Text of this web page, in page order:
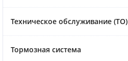
Техническое обслуживание (ТО)
Тормозная система